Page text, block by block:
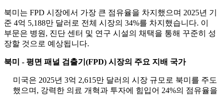
북미는 FPD 시장에서 가장 큰 점유율을 차지했으며 2025년 기
준 4억 5,188만 달러로 전체 시장의 34%를 차지했습니다. 이
부문은 병원, 진단 센터 및 연구 시설의 채택을 통해 꾸준히 성
장할 것으로 예상됩니다.
북미 - 평면 패널 검출기(FPD) 시장의 주요 지배 국가
미국은 2025년 3억 2,615만 달러의 시장 규모로 북미를 주도
했으며, 강력한 의료 개혁과 투자에 힘입어 24%의 점유율을